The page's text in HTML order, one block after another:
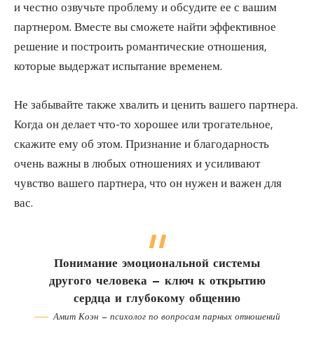
и честно озвучьте проблему и обсудите ее с вашим
партнером. Вместе вы сможете найти эффективное
решение и построить романтические отношения,
которые выдержат испытание временем.
Не забывайте также хвалить и ценить вашего партнера.
Когда он делает что-то хорошее или трогательное,
скажите ему об этом. Признание и благодарность
очень важны в любых отношениях и усиливают
чувство вашего партнера, что он нужен и важен для
вас.
Понимание эмоциональной системы
другого человека — ключ к открытию
сердца и глубокому общению
Амит Коэн — психолог по вопросам парных отношений